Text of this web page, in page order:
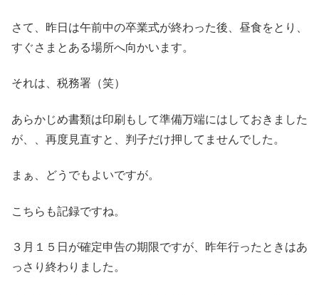
さて、昨日は午前中の卒業式が終わった後、昼食をとり、
すぐさまとある場所へ向かいます。
それは、税務署（笑）
あらかじめ書類は印刷もして準備万端にはしておきました
が、、再度見直すと、判子だけ押してませんでした。
まぁ、どうでもよいですが。
こちらも記録ですね。
３月１５日が確定申告の期限ですが、昨年行ったときはあ
っさり終わりました。